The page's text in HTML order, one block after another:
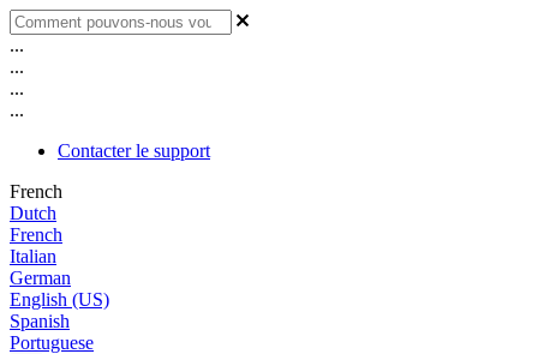
...
...
...
...
Contacter le support
French
Dutch
French
Italian
German
English (US)
Spanish
Portuguese